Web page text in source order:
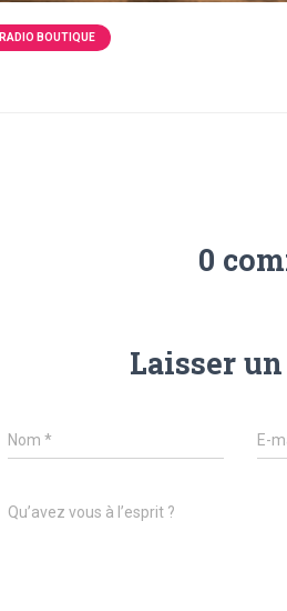
RADIO BOUTIQUE
0
Laisser
Nom * E-
Qu’avez vous à l’esprit ?